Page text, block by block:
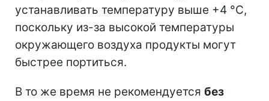
устанавливать температуру выше +4 °C,
поскольку из-за высокой температуры
окружающего воздуха продукты могут
быстрее портиться.
В то же время не рекомендуется без